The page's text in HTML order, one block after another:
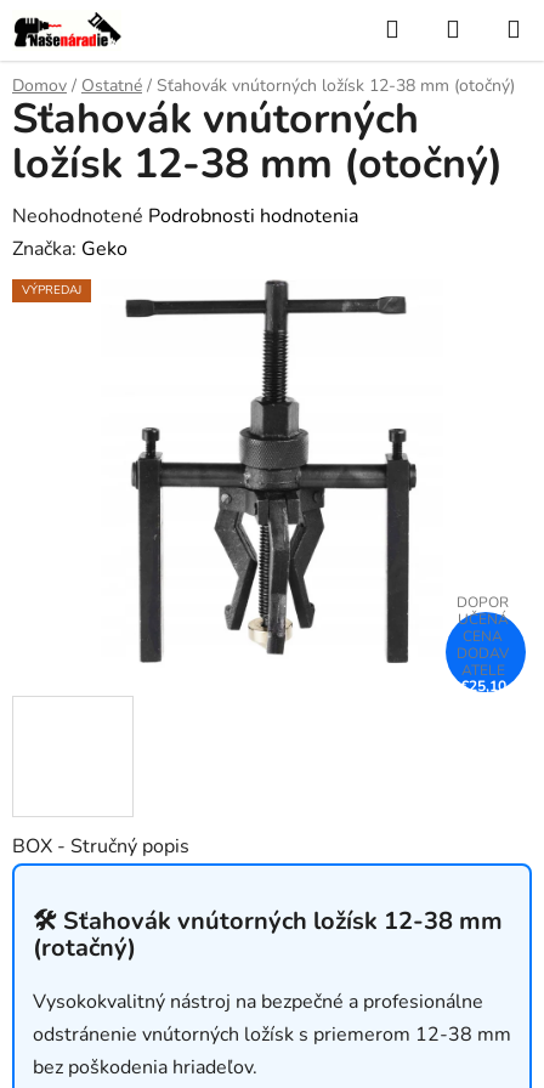
Prejsť
na
obsah
Hľadať
KOŠÍK
Domov / Ostatné / Sťahovák vnútorných ložísk 12-38 mm (otočný)
BOX - Stručný popis
🛠 Sťahovák vnútorných ložísk 12-38 mm
(rotačný)
Vysokokvalitný nástroj na bezpečné a profesionálne
odstránenie vnútorných ložísk s priemerom 12-38 mm
bez poškodenia hriadeľov.
Sťahovák vnútorných
ložísk 12-38 mm (otočný)
Priemerné
hodnotenie
produktu
Neohodnotené Podrobnosti hodnotenia
Značka: Geko
VÝPREDAJ
€25,10